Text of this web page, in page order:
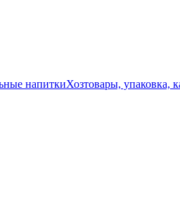
напиткиХозтовары, упаковка,